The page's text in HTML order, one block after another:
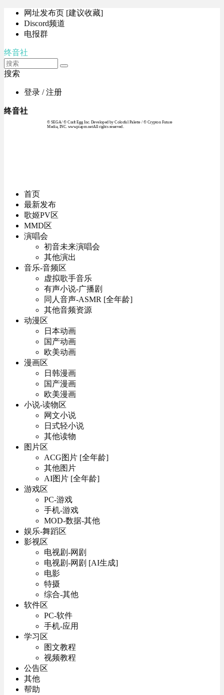
网址发布页 [建议收藏]
Discord频道
电报群
终音社
搜索
登录 / 注册
终音社
© SEGA / © Craft Egg Inc. Developed by Colorful Palette / © Crypton Future
Media, INC. www.piapro.netAll rights reserved.
首页
最新发布
歌姬PV区
MMD区
演唱会
初音未来演唱会
其他演出
音乐-音频区
虚拟歌手音乐
有声小说-广播剧
同人音声-ASMR [全年龄]
其他音频资源
动漫区
日本动画
国产动画
欧美动画
漫画区
日韩漫画
国产漫画
欧美漫画
小说-读物区
网文小说
日式轻小说
其他读物
图片区
ACG图片 [全年龄]
其他图片
AI图片 [全年龄]
游戏区
PC-游戏
手机-游戏
MOD-数据-其他
娱乐-舞蹈区
影视区
电视剧-网剧
电视剧-网剧 [AI生成]
电影
特摄
综合-其他
软件区
PC-软件
手机-应用
学习区
图文教程
视频教程
公告区
其他
帮助